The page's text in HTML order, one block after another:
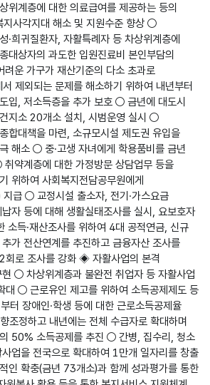
위계층에 대한 의료급여를 제공하는 등의
사각지대 해소 및 지원수준 향상 ○
·희귀질환자, 자활특례자 등 차상위계층에
대상자의 과도한 입원진료비 본인부담의
운 가구가 재산기준의 다소 초과로
제외되는 문제를 해소하기 위하여 내년부터
입, 저소득층을 추가 보호 ○ 금년에 대도시
지소 20개소 설치, 시범운영 실시 ○
합대책을 마련, 소규모시설 제도권 유입을
해소 ○ 중·고생 자녀에게 학용품비를 금년
약계층에 대한 가정방문 상담업무 등을
위하여 사회복지전담공무원에게
급 ○ 교정시설 출소자, 전기·가스요금
자 등에 대해 생활실태조사를 실시, 요보호자
소득·재산조사를 위하여 4대 공적연금, 신규
가 전산연계를 추진하고 금융자산 조사를
회로 조사를 강화 ◈ 자활사업의 본격
○ 차상위계층과 불완전 취업자 등 자활사업
대 ○ 근로유인 제고를 위하여 소득공제제도 등
터 장애인·학생 등에 대한 근로소득공제율
정하고 내년에는 전체 수급자로 확대하며
50% 소득공제를 추진 ○ 간병, 집수리, 청소
업을 전국으로 확대하여 1만개 일자리를 창출
인 확충(금년 73개소)과 함께 성과평가를 통한